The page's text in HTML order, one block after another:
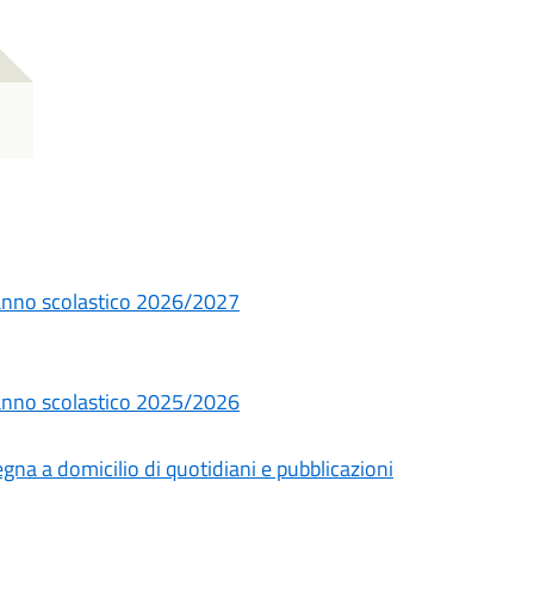
scolastico 2026/2027
scolastico 2025/2026
a domicilio di quotidiani e pubblicazioni